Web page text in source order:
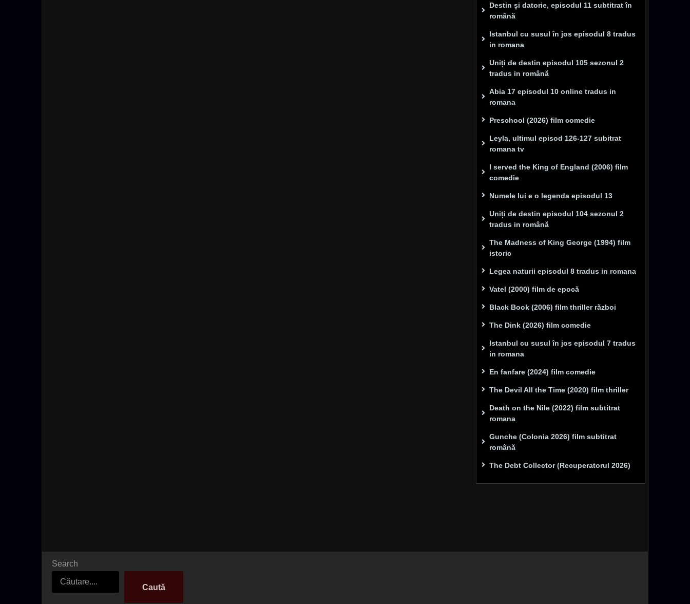
Destin și datorie, episodul 11 subtitrat în
română
Istanbul cu susul în jos episodul 8 tradus
in romana
Uniți de destin episodul 105 sezonul 2
tradus in română
Abia 17 episodul 10 online tradus in
romana
Preschool (2026) film comedie
Leyla, ultimul episod 126-127 subitrat
romana tv
I served the King of England (2006) film
comedie
Numele lui e o legenda episodul 13
Uniți de destin episodul 104 sezonul 2
tradus in română
The Madness of King George (1994) film
istoric
Legea naturii episodul 8 tradus in romana
Vatel (2000) film de epocă
Black Book (2006) film thriller război
The Dink (2026) film comedie
Istanbul cu susul în jos episodul 7 tradus
in romana
En fanfare (2024) film comedie
The Devil All the Time (2020) film thriller
Death on the Nile (2022) film subtitrat
romana
Gunche (Colonia 2026) film subtitrat
română
The Debt Collector (Recuperatorul 2026)
Search
Caută